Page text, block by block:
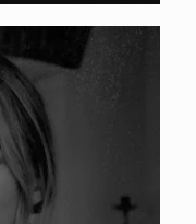
Aafrika
kasv